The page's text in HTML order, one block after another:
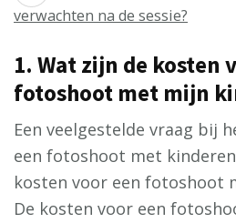
verwachten na de sessie?
1. Wat zijn de kosten
fotoshoot met mijn
Een veelgestelde vraag bij
een fotoshoot met kinderen
kosten voor een fotoshoot
De kosten voor een